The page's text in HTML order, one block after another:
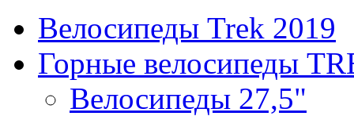
Велосипеды Trek 2019
Горные велосипеды
Велосипеды 27,5"